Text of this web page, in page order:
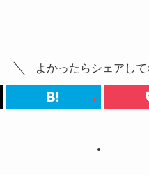
よかったらシェアして